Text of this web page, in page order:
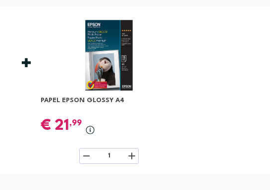
PAPEL EPSON GLOSSY A4
€ 21,99
1